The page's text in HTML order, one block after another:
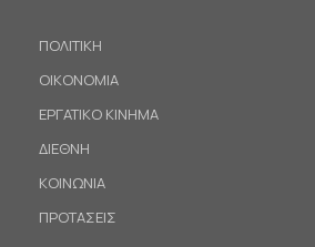
ΠΟΛΙΤΙΚΗ
ΟΙΚΟΝΟΜΙΑ
ΕΡΓΑΤΙΚΟ ΚΙΝΗΜΑ
ΔΙΕΘΝΗ
ΚΟΙΝΩΝΙΑ
ΠΡΟΤΑΣΕΙΣ